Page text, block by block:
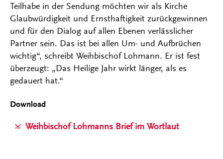
Teilhabe in der Sendung möchten wir als Kirche
Glaubwürdigkeit und Ernsthaftigkeit zurückgewinnen
und für den Dialog auf allen Ebenen verlässlicher
Partner sein. Das ist bei allen Um- und Aufbrüchen
wichtig“, schreibt Weihbischof Lohmann. Er ist fest
überzeugt: „Das Heilige Jahr wirkt länger, als es
gedauert hat.“
Download
Weihbischof Lohmanns Brief im Wortlaut